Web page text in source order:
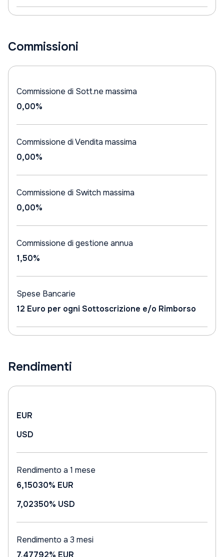
Commissioni
Commissione di Sott.ne massima
0,00%
Commissione di Vendita massima
0,00%
Commissione di Switch massima
0,00%
Commissione di gestione annua
1,50%
Spese Bancarie
12 Euro per ogni Sottoscrizione e/o Rimborso
Rendimenti
EUR
USD
Rendimento a 1 mese
6,15030% EUR
7,02350% USD
Rendimento a 3 mesi
7,47792% EUR